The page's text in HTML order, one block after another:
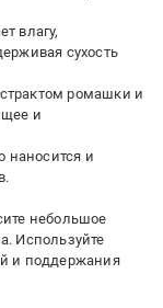
влагу,
сухость
ромашки и
и
наносится и
небольшое
Используйте
и поддержания